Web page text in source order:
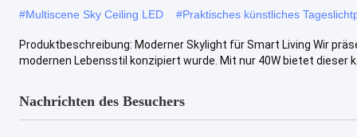
#Multiscene Sky Ceiling LED #Praktisches künstliches
Produktbeschreibung: Moderner Skylight für Smart Living Wir
modernen Lebensstil konzipiert wurde. Mit nur 40W bietet dieser
Nachrichten des Besuchers